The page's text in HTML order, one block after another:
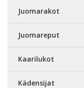
Juomarakot
Juomareput
Kaarilukot
Kädensijat